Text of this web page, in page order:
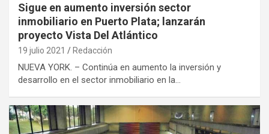
Sigue en aumento inversión sector
inmobiliario en Puerto Plata; lanzarán
proyecto Vista Del Atlántico
19 julio 2021 Redacción
NUEVA YORK. – Continúa en aumento la inversión y
desarrollo en el sector inmobiliario en la…